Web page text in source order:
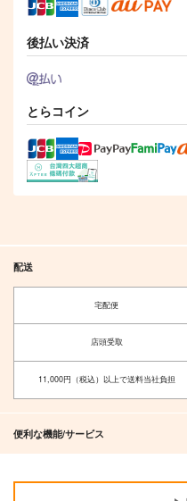
後払い決済
とらコイン
配送
宅配便
店頭受取
11,000円（税込）以上で送料当社負担
便利な機能/サービス